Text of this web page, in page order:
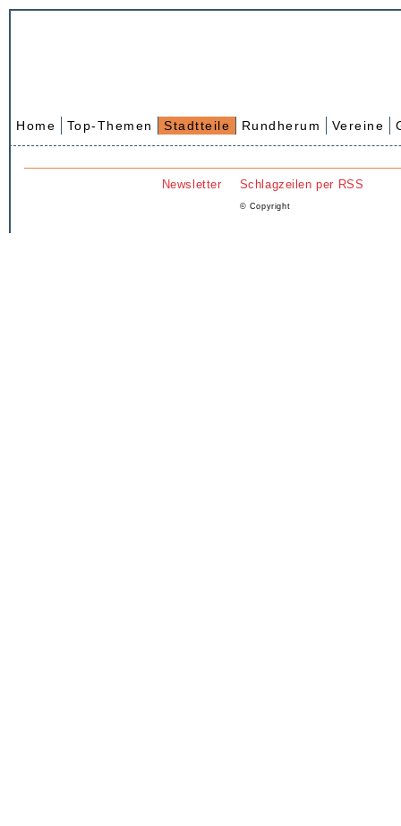
Home Top-Themen Stadtteile Rundherum Vereine
Newsletter Schlagzeilen per RSS
© Copyright